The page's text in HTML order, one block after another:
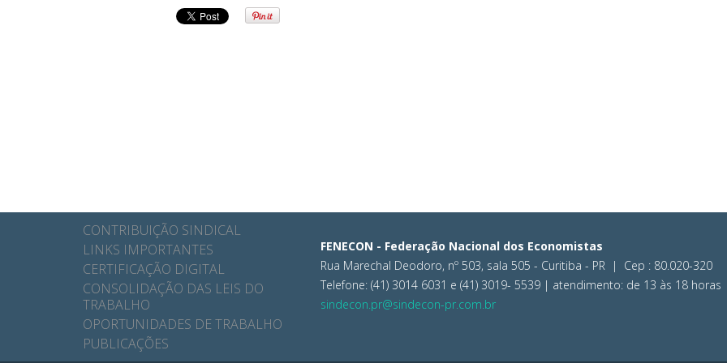
CONTRIBUIÇÃO SINDICAL
LINKS IMPORTANTES
CERTIFICAÇÃO DIGITAL
CONSOLIDAÇÃO DAS LEIS DO
TRABALHO
OPORTUNIDADES DE TRABALHO
PUBLICAÇÕES
FENECON - Federação Nacional dos Economistas
Rua Marechal Deodoro, nº 503, sala 505 - Curitiba - PR | Cep : 80.020-320
Telefone: (41) 3014 6031 e (41) 3019- 5539 | atendimento: de 13 às 18 horas |
sindecon.pr@sindecon-pr.com.br